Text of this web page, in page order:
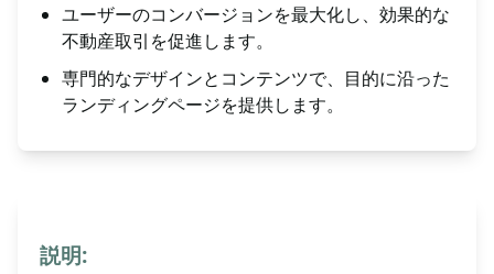
ユーザーのコンバージョンを最大化し、効果的な
不動産取引を促進します。
専門的なデザインとコンテンツで、目的に沿った
ランディングページを提供します。
説明: